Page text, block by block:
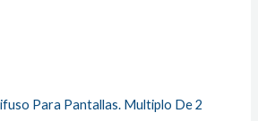
Para Pantallas. Multiplo De 2